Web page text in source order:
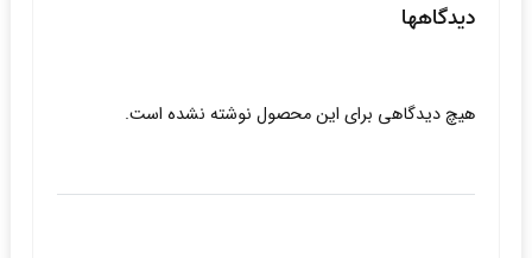
دیدگاهها
هیچ دیدگاهی برای این محصول نوشته نشده است.